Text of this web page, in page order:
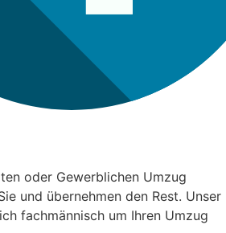
oder Gewerblichen Umzug
und übernehmen den Rest. Unser
fachmännisch um Ihren Umzug